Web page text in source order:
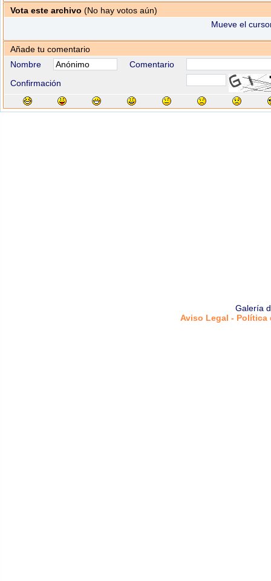
Vota este archivo (No hay votos aún)
Mueve el
Añade tu comentario
Nombre
Comentario
Confirmación
Galería
Aviso Legal -